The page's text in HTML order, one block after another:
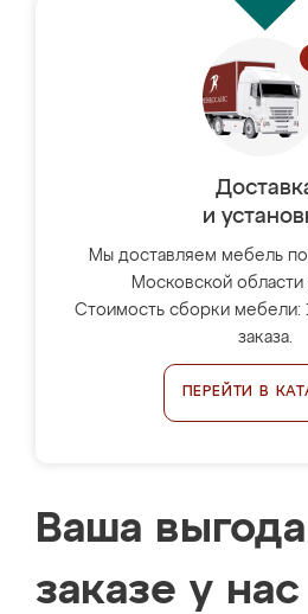
и
Мы доставляем мебель
Московской области
Стоимость сборки мебели:
заказа.
ПЕРЕЙТИ В
Ваша
заказе у нас